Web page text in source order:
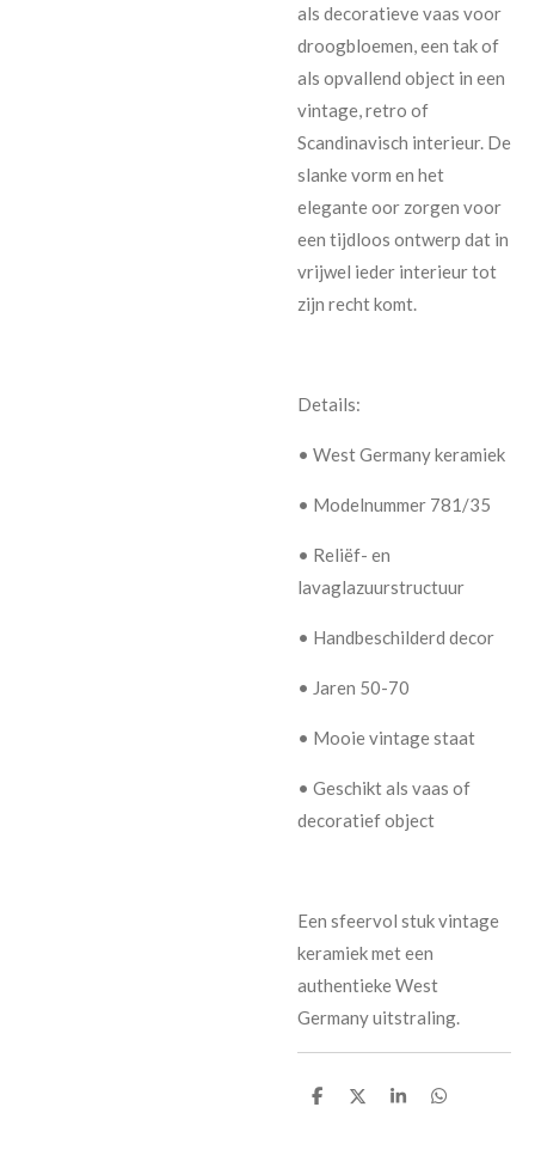
als decoratieve vaas voor
droogbloemen, een tak of
als opvallend object in een
vintage, retro of
Scandinavisch interieur. De
slanke vorm en het
elegante oor zorgen voor
een tijdloos ontwerp dat in
vrijwel ieder interieur tot
zijn recht komt.
Details:
• West Germany keramiek
• Modelnummer 781/35
• Reliëf- en
lavaglazuurstructuur
• Handbeschilderd decor
• Jaren 50-70
• Mooie vintage staat
• Geschikt als vaas of
decoratief object
Een sfeervol stuk vintage
keramiek met een
authentieke West
Germany uitstraling.
D
D
S
D